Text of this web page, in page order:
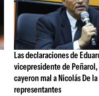
Las declaraciones de
vicepresidente de
cayeron mal a Nicolás De la
representantes